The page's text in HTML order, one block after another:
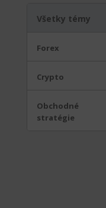
Všetky témy
Forex
Crypto
Obchodné
stratégie